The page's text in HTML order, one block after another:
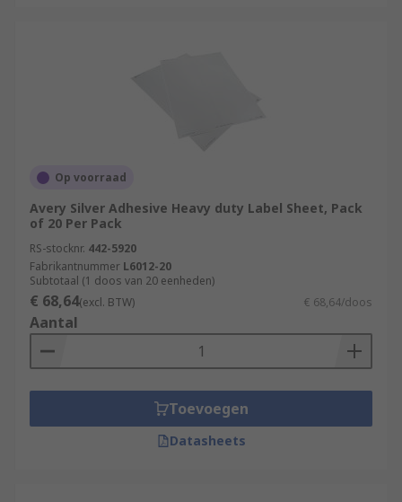
Op voorraad
Avery Silver Adhesive Heavy duty Label Sheet, Pack
of 20 Per Pack
RS-stocknr. 442-5920
Fabrikantnummer L6012-20
Subtotaal (1 doos van 20 eenheden)
€ 68,64(excl. BTW) € 68,64/doos
Aantal
Toevoegen
Datasheets